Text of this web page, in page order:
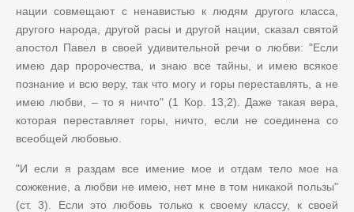
нации совмещают с ненавистью к людям другого класса,
другого народа, другой расы и другой нации, сказал святой
апостол Павел в своей удивительной речи о любви: "Если
имею дар пророчества, и знаю все тайны, и имею всякое
познание и всю веру, так что могу и горы переставлять, а не
имею любви, –то я ничто" (1 Кор. 13,2). Даже такая вера,
которая переставляет горы, ничто, если не соединена со
всеобщей любовью.
"И если я раздам все имение мое и отдам тело мое на
сожжение, а любви не имею, нет мне в том никакой пользы"
(ст. 3). Если это любовь только к своему классу, к своей